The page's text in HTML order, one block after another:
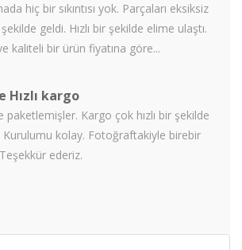
hiç bir sıkıntısı yok. Parçaları eksiksiz
geldi. Hızlı bir şekilde elime ulaştı.
kaliteli bir ürün fiyatına göre...
Hızlı kargo
paketlemişler. Kargo çok hızlı bir şekilde
kolay. Fotoğraftakiyle birebir
ederiz.